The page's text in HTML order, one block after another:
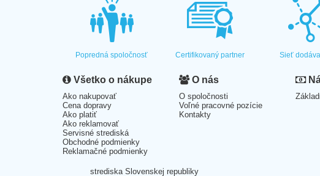
Popredná spoločnosť Certifikovaný partner Sieť
Všetko o nákupe
Ako nakupovať
Cena dopravy
Ako platiť
Ako reklamovať
Servisné strediská
Obchodné podmienky
Reklamačné podmienky
O nás
O spoločnosti
Voľné pracovné pozície
Kontakty
strediska Slovenskej republiky